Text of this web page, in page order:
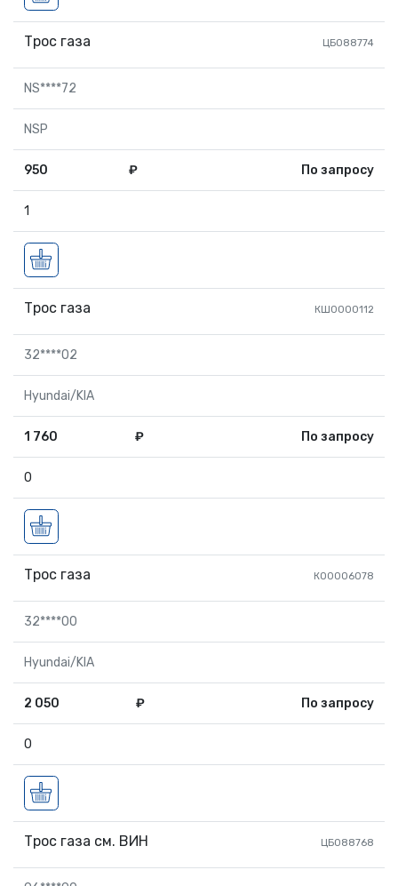
Трос газа ЦБ088774
NS****72
NSP
950 ₽ По запросу
1
Трос газа КШ0000112
32****02
Hyundai/KIA
1 760 ₽ По запросу
0
Трос газа КО0006078
32****00
Hyundai/KIA
2 050 ₽ По запросу
0
Трос газа см. ВИН ЦБ088768